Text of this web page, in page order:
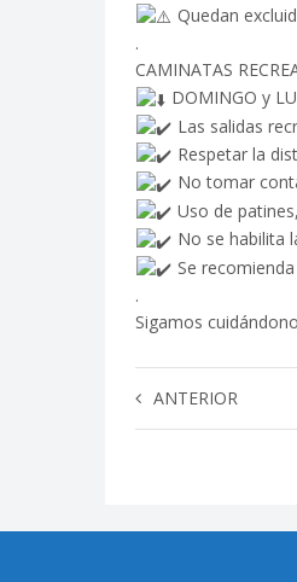
Quedan
.
CAMINATAS
DOMINGO y
Las salidas
Respetar la
No tomar
Uso de
No se habilita
Se
.
Sigamos
ANTERIOR